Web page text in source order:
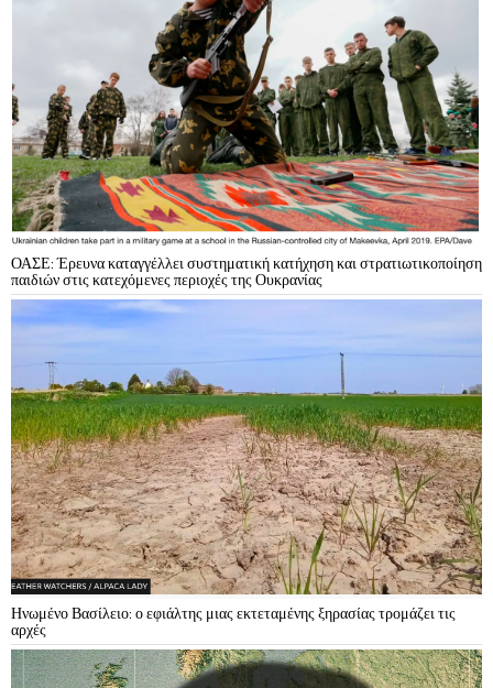
ΟΑΣΕ: Έρευνα καταγγέλλει συστηματική κατήχηση και στρατιωτικοποίηση
παιδιών στις κατεχόμενες περιοχές της Ουκρανίας
Ηνωμένο Βασίλειο: ο εφιάλτης μιας εκτεταμένης ξηρασίας τρομάζει τις
αρχές